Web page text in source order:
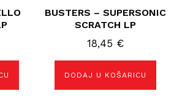
BUSTERS – SUPERSONIC
SCRATCH LP
18,45 €
DODAJ U KOŠARICU